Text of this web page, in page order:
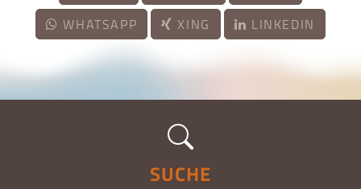
WHATSAPP
XING LINKEDIN
SUCHE